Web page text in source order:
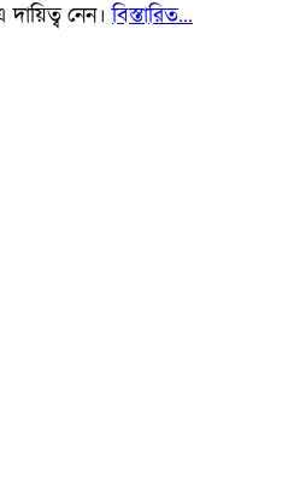
দায়িত্ব নেন।বিস্তারিত...